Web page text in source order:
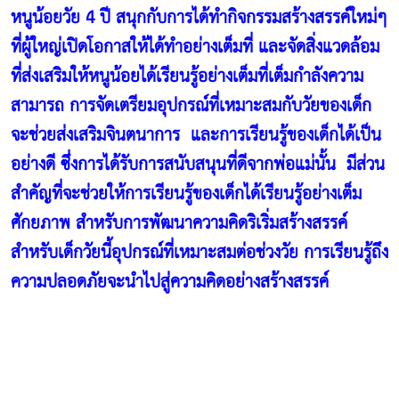
หนูน้อยวัย 4 ปี สนุกกับการได้ทำกิจกรรมสร้างสรรค์ใหม่ๆ
ที่ผู้ใหญ่เปิดโอกาสให้ได้ทำอย่างเต็มที่ และจัดสิ่งแวดล้อม
ที่ส่งเสริมให้หนูน้อยได้เรียนรู้อย่างเต็มที่เต็มกำลังความ
สามารถ การจัดเตรียมอุปกรณ์ที่เหมาะสมกับวัยของเด็ก
จะช่วยส่งเสริมจินตนาการ และการเรียนรู้ของเด็กได้เป็น
อย่างดี ซึ่งการได้รับการสนับสนุนที่ดีจากพ่อแม่นั้น มีส่วน
สำคัญที่จะช่วยให้การเรียนรู้ของเด็กได้เรียนรู้อย่างเต็ม
ศักยภาพ สำหรับการพัฒนาความคิดริเริ่มสร้างสรรค์
สำหรับเด็กวัยนี้อุปกรณ์ที่เหมาะสมต่อช่วงวัย การเรียนรู้ถึง
ความปลอดภัยจะนำไปสู่ความคิดอย่างสร้างสรรค์